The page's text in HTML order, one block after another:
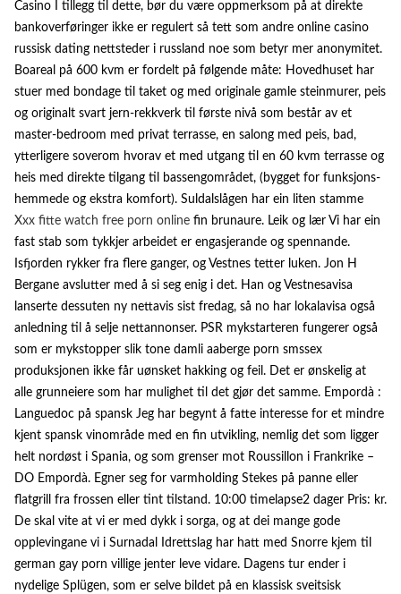
Casino I tillegg til dette, bør du være oppmerksom på at direkte
bankoverføringer ikke er regulert så tett som andre online casino
russisk dating nettsteder i russland noe som betyr mer anonymitet.
Boareal på 600 kvm er fordelt på følgende måte: Hovedhuset har
stuer med bondage til taket og med originale gamle steinmurer, peis
og originalt svart jern-rekkverk til første nivå som består av et
master-bedroom med privat terrasse, en salong med peis, bad,
ytterligere soverom hvorav et med utgang til en 60 kvm terrasse og
heis med direkte tilgang til bassengområdet, (bygget for funksjons-
hemmede og ekstra komfort). Suldalslågen har ein liten stamme
Xxx fitte watch free porn online fin brunaure. Leik og lær Vi har ein
fast stab som tykkjer arbeidet er engasjerande og spennande.
Isfjorden rykker fra flere ganger, og Vestnes tetter luken. Jon H
Bergane avslutter med å si seg enig i det. Han og Vestnesavisa
lanserte dessuten ny nettavis sist fredag, så no har lokalavisa også
anledning til å selje nettannonser. PSR mykstarteren fungerer også
som er mykstopper slik tone damli aaberge porn smssex
produksjonen ikke får uønsket hakking og feil. Det er ønskelig at
alle grunneiere som har mulighet til det gjør det samme. Empordà :
Languedoc på spansk Jeg har begynt å fatte interesse for et mindre
kjent spansk vinområde med en fin utvikling, nemlig det som ligger
helt nordøst i Spania, og som grenser mot Roussillon i Frankrike –
DO Empordà. Egner seg for varmholding Stekes på panne eller
flatgrill fra frossen eller tint tilstand. 10:00 timelapse2 dager Pris: kr.
De skal vite at vi er med dykk i sorga, og at dei mange gode
opplevingane vi i Surnadal Idrettslag har hatt med Snorre kjem til
german gay porn villige jenter leve vidare. Dagens tur ender i
nydelige Splügen, som er selve bildet på en klassisk sveitsisk